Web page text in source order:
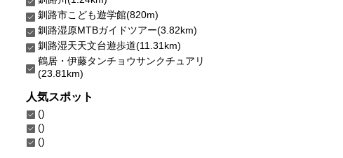
釧路市こども遊学館(820m)
釧路湿原MTBガイドツアー(3.82km)
釧路湿天天文台遊歩道(11.31km)
鶴居・伊藤タンチョウサンクチュアリ
(23.81km)
人気スポット
()
()
()